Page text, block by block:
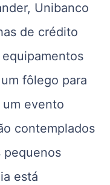
Unibanco
de crédito
fôlego para
um evento
contemplados
pequenos
está